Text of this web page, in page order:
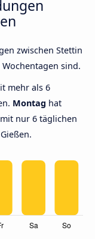
zwischen Stettin
sind.
mehr als 6
Montag hat
nur 6 täglichen